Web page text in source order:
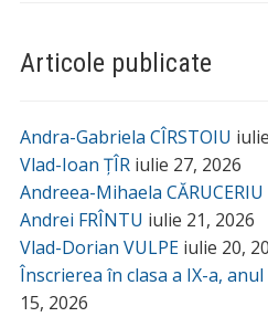
Articole publicate
Andra-Gabriela CÎRSTOIU
Vlad-Ioan ȚÎR iulie 27, 2026
Andreea-Mihaela CĂRUCERIU
Andrei FRÎNTU iulie 21, 2026
Vlad-Dorian VULPE iulie 20,
Înscrierea în clasa a IX-a,
15, 2026